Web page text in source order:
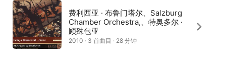
费利西亚 · 布鲁门塔尔、Salzburg
Chamber Orchestra,、特奥多尔 ·
顾殊包亚
2010 · 3 首曲目 · 28 分钟